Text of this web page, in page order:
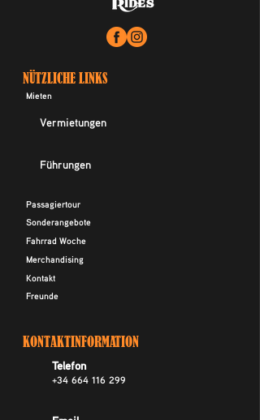
NÜTZLICHE LINKS
Mieten
Vermietungen
Führungen
Passagiertour
Sonderangebote
Fahrrad Woche
Merchandising
Kontakt
Freunde
KONTAKTINFORMATION
Telefon
+34 664 116 299